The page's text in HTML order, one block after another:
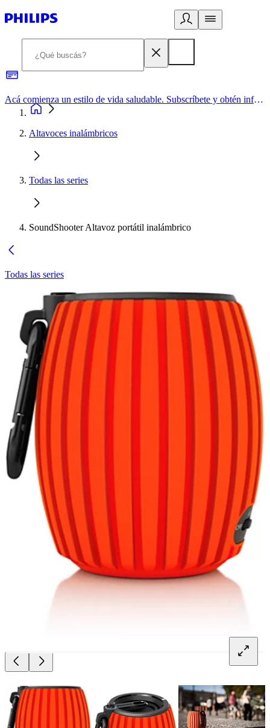
Acá comienza un estilo de vida saludable. Subscríbete y obtén información de primera mano
Altavoces inalámbricos
Todas las series
SoundShooter Altavoz portátil inalámbrico
Todas las series